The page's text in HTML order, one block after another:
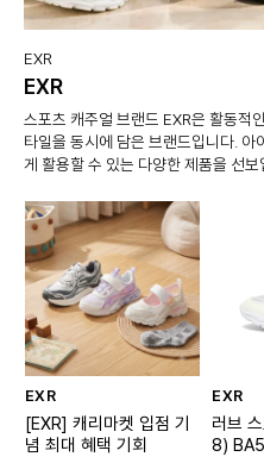
EXR
EXR
스포츠 캐주얼 브랜드 EXR은 활동적
타일을 동시에 담은 브랜드입니다. 아
게 활용할 수 있는 다양한 제품을 선보
EXR
[EXR] 캐리마켓 입점 기
념 최대 혜택 기회
EXR
러브
8)